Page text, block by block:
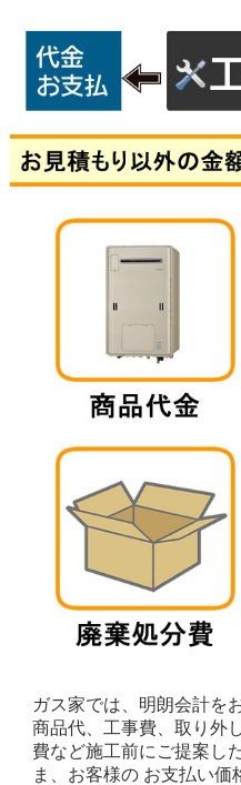
ガス家では、明朗会計を
商品代、工事費、取り外
費など施工前にご提案し
ま、お客様の お支払い価